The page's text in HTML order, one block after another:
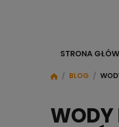
STRONA
/ BLOG /
WODY